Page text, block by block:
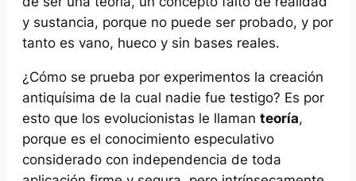
y sustancia, porque no puede ser probado, y por
tanto es vano, hueco y sin bases reales.
¿Cómo se prueba por experimentos la creación
antiquísima de la cual nadie fue testigo? Es por
esto que los evolucionistas le llaman teoría,
porque es el conocimiento especulativo
considerado con independencia de toda